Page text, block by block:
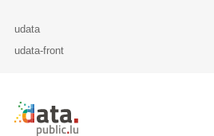
udata
udata-front
Retour à l'accueil de